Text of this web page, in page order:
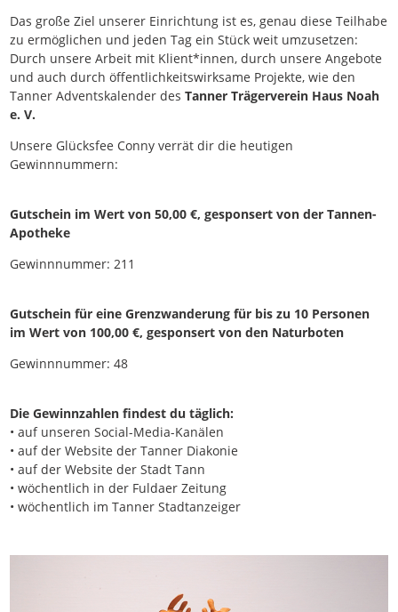
Das große Ziel unserer Einrichtung ist es, genau diese Teilhabe
zu ermöglichen und jeden Tag ein Stück weit umzusetzen:
Durch unsere Arbeit mit Klient*innen, durch unsere Angebote
und auch durch öffentlichkeitswirksame Projekte, wie den
Tanner Adventskalender desTanner Trägerverein Haus Noah
e. V.
Unsere Glücksfee Conny verrät dir die heutigen
Gewinnnummern:
Gutschein im Wert von 50,00 €, gesponsert von der Tannen-
Apotheke
Gewinnnummer: 211
Gutschein für eine Grenzwanderung für bis zu 10 Personen
im Wert von 100,00 €, gesponsert von den Naturboten
Gewinnnummer: 48
Die Gewinnzahlen findest du täglich:
• auf unseren Social-Media-Kanälen
• auf der Website der Tanner Diakonie
• auf der Website der Stadt Tann
• wöchentlich in der Fuldaer Zeitung
• wöchentlich im Tanner Stadtanzeiger